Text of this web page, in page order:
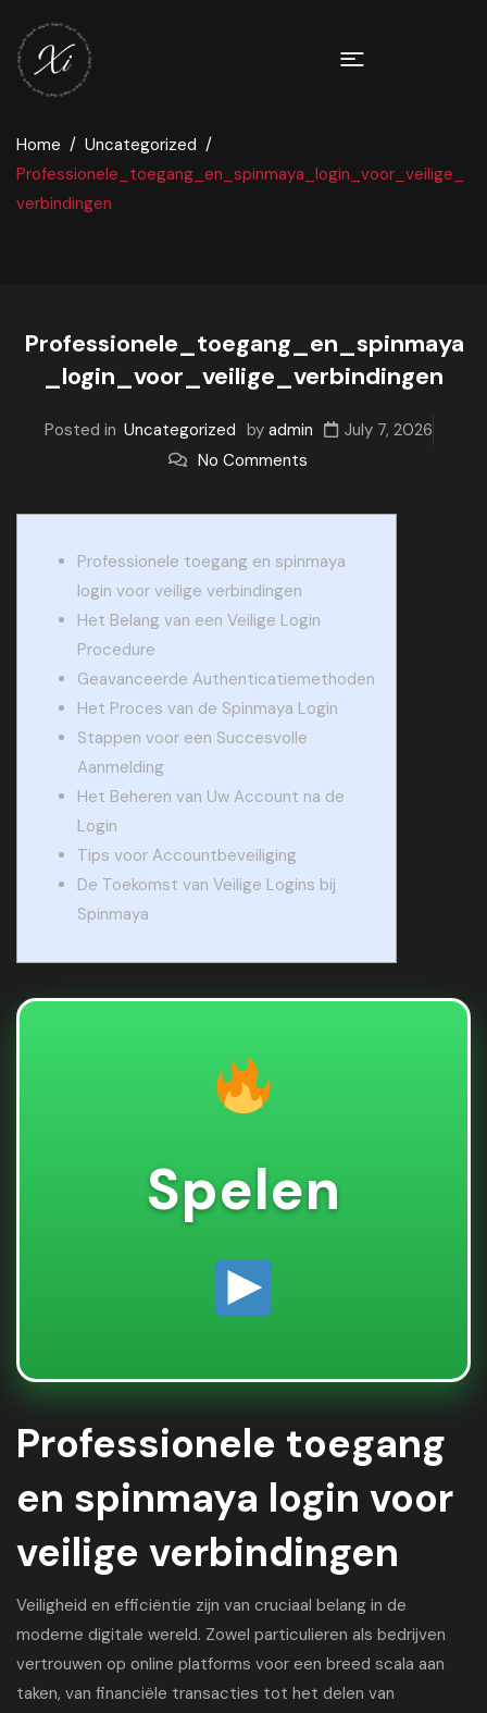
Home
Uncategorized
Professionele_toegang_en_spinmaya_login_voor_veilige_
verbindingen
Professionele_toegang_en_spinmaya
_login_voor_veilige_verbindingen
Posted in Uncategorized by admin
July 7, 2026
No Comments
Professionele toegang en spinmaya
login voor veilige verbindingen
Het Belang van een Veilige Login
Procedure
Geavanceerde Authenticatiemethoden
Het Proces van de Spinmaya Login
Stappen voor een Succesvolle
Aanmelding
Het Beheren van Uw Account na de
Login
Tips voor Accountbeveiliging
De Toekomst van Veilige Logins bij
Spinmaya
Spelen
Professionele toegang
en spinmaya login voor
veilige verbindingen
Veiligheid en efficiëntie zijn van cruciaal belang in de
moderne digitale wereld. Zowel particulieren als bedrijven
vertrouwen op online platforms voor een breed scala aan
taken, van financiële transacties tot het delen van